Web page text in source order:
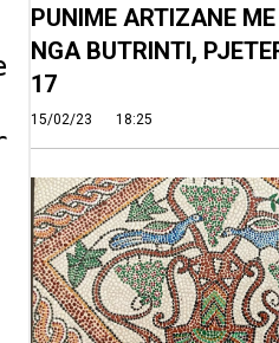
PUNIME ARTIZANE
NGA BUTRINTI,
17
15/02/23 18:25